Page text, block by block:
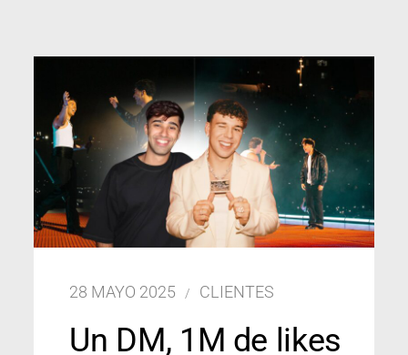
28 MAYO 2025 CLIENTES
Un DM, 1M de likes